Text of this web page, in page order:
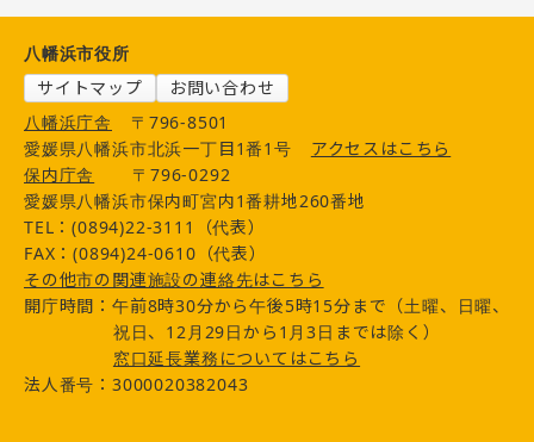
八幡浜市役所
サイトマップ
お問い合わせ
八幡浜庁舎
〒796-8501
愛媛県八幡浜市北浜一丁目1番1号
アクセスはこちら
保内庁舎
〒796-0292
愛媛県八幡浜市保内町宮内1番耕地260番地
TEL：(0894)22-3111（代表）
FAX：(0894)24-0610（代表）
その他市の関連施設の連絡先はこちら
開庁時間：午前8時30分から午後5時15分まで（土曜、日曜、
祝日、12月29日から1月3日までは除く）
窓口延長業務についてはこちら
法人番号：3000020382043